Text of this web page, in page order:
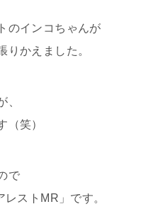
のインコちゃんが
りかえました。
、
（笑）
で
ストMR」です。